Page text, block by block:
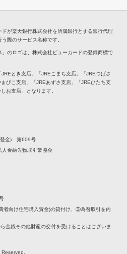
が楽天銀行株式会社を所属銀行とする銀行代理
際のサービス名称です。
」のロゴは、株式会社ビューカードの登録商標で
とき支店」「JREこまち支店」「JREつばさ
びこ支店」「JREあずさ支店」「JREひたち支
お支店」となります。
登金) 第609号
人金融先物取引業協会
向け住宅購入資金)の貸付け、③為替取引を内
金銭その他財産の交付を受けることはございま